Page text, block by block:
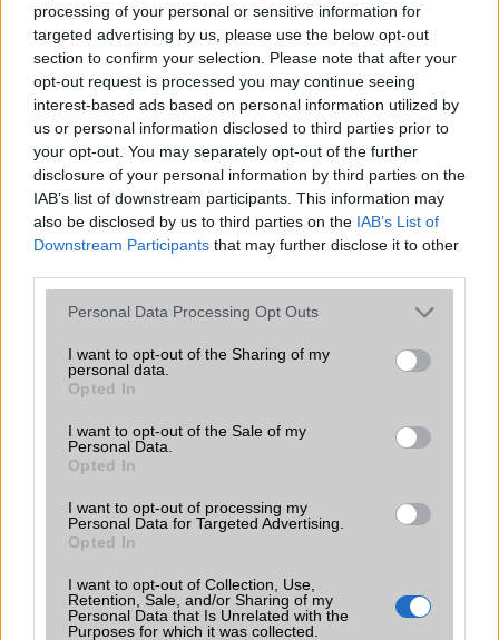
processing of your personal or sensitive information for
targeted advertising by us, please use the below opt-out
section to confirm your selection. Please note that after your
opt-out request is processed you may continue seeing
interest-based ads based on personal information utilized by
us or personal information disclosed to third parties prior to
your opt-out. You may separately opt-out of the further
disclosure of your personal information by third parties on the
IAB’s list of downstream participants. This information may
also be disclosed by us to third parties on the IAB’s List of
Downstream Participants that may further disclose it to other
Please note that this website/app uses one or more Google
not limited to your visit or usage behaviour. You may click to
grant or deny consent to Google and its third-party tags to
use your data for below specified purposes in below Google
consent section.
Personal Data Processing Opt Outs
I want to opt-out of the Sharing of my
personal data.
Opted In
I want to opt-out of the Sale of my
Personal Data.
Opted In
I want to opt-out of processing my
Personal Data for Targeted Advertising.
Opted In
I want to opt-out of Collection, Use,
Retention, Sale, and/or Sharing of my
Personal Data that Is Unrelated with the
Purposes for which it was collected.
iPhone 18 bemutató dátum - ekkor
rántja le a leplet az Apple az új
csúcsmobilokról
2026.06.29 | Phone Arena
A szeptemberi eseményen az iPhone 18 Pro modellek
mellett a régóta pletykált hajlítható iPhone Ultra is
bemutatkozhat, miközben az áremelésekről szóló
találgatások továbbra is beárnyékolják a rajtot.
Az Android rejtett automatizmusai: hat
funkció, amely észrevétlenül könnyíti
meg a mindennapokat
2026.06.14| Android Police
Android már évek óta olyan intelligens funkciókat kínál,
amelyek maguktól dolgoznak a háttérben.
Ez a rejtett Samsung funkció teljesen
megváltoztatja a mobilhasználatot –
2026.07.12| Android Central
Az Edge Panel az egyik leghasznosabb funkció, amely
jelentősen felgyorsítja a mindennapi használatot,
miközben a Pixel telefonokból továbbra is hiányzik.